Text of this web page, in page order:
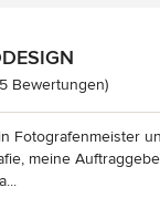
5 von 5
Bewertungen)
Fotografenmeister
meine